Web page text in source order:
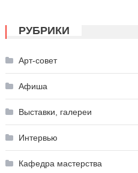
РУБРИКИ
Арт-совет
Афиша
Выставки, галереи
Интервью
Кафедра мастерства